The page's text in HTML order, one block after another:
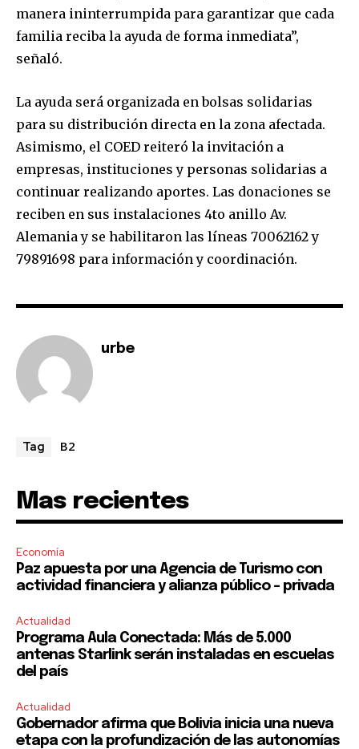
To subscribe, simply enter your email address on our website
or click the subscribe button below. Don't worry, we respect
your privacy and won't spam your inbox. Your information is
safe with us.
SUBSCRIBE
I've read and accept the
manera ininterrumpida para garantizar que cada
familia reciba la ayuda de forma inmediata”,
señaló.
La ayuda será organizada en bolsas solidarias
para su distribución directa en la zona afectada.
Asimismo, el COED reiteró la invitación a
empresas, instituciones y personas solidarias a
continuar realizando aportes. Las donaciones se
reciben en sus instalaciones 4to anillo Av.
Alemania y se habilitaron las líneas 70062162 y
79891698 para información y coordinación.
urbe
Tag B2
Mas recientes
Economía
Paz apuesta por una Agencia de Turismo con
actividad financiera y alianza público – privada
Actualidad
Programa Aula Conectada: Más de 5.000
antenas Starlink serán instaladas en escuelas
del país
Actualidad
Gobernador afirma que Bolivia inicia una nueva
etapa con la profundización de las autonomías